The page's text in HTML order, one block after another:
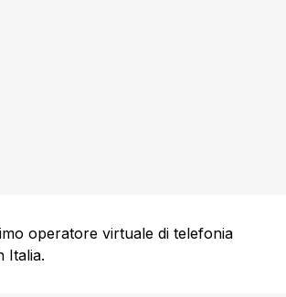
operatore virtuale di telefonia
Italia.